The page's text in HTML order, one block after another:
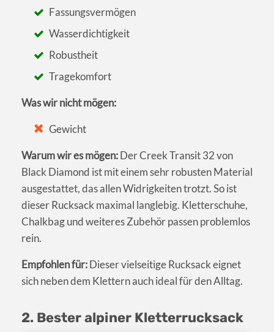
Fassungsvermögen
Wasserdichtigkeit
Robustheit
Tragekomfort
Was wir nicht mögen:
Gewicht
Warum wir es mögen:Der Creek Transit 32 von
Black Diamond ist mit einem sehr robusten Material
ausgestattet, das allen Widrigkeiten trotzt. So ist
dieser Rucksack maximal langlebig. Kletterschuhe,
Chalkbag und weiteres Zubehör passen problemlos
rein.
Empfohlen für:Dieser vielseitige Rucksack eignet
sich neben dem Klettern auch ideal für den Alltag.
2. Bester alpiner Kletterrucksack